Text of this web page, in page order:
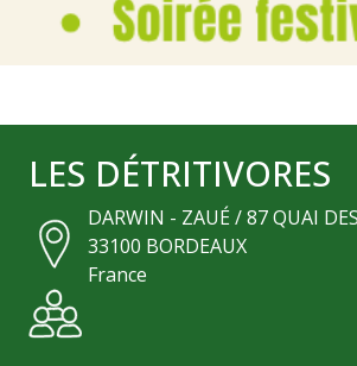
LES DÉTRITIVORES
DARWIN - ZAUÉ / 87 QUAI
33100 BORDEAUX
France